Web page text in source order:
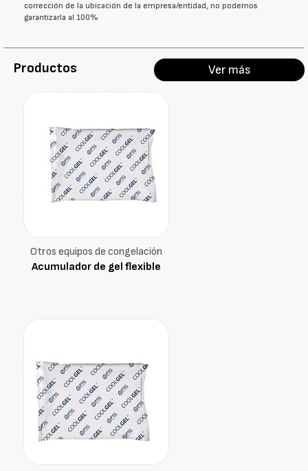
corrección de la ubicación de la empresa/entidad, no podemos
garantizarla al 100%
Productos Ver más
Otros equipos de congelación
Acumulador de gel flexible